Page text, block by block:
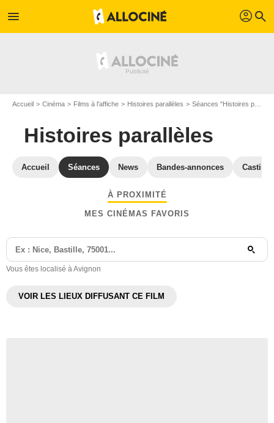
menu profil search
Accueil Cinéma Films à l'affiche Histoires parallèles Séances "Histoires parallèles" Vaucluse
Histoires parallèles
Accueil Séances News Bandes-annonces Casting
À PROXIMITÉ
MES CINÉMAS FAVORIS
Vous êtes localisé à Avignon
VOIR LES LIEUX DIFFUSANT CE FILM